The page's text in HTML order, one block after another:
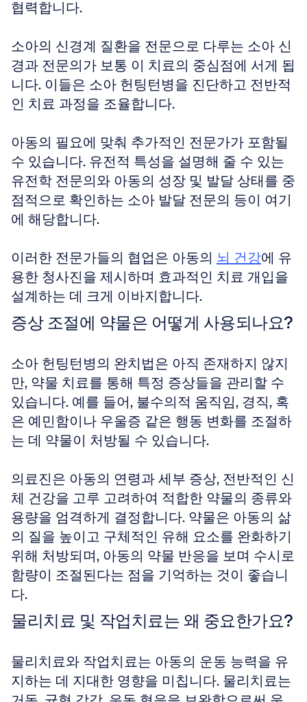
협력합니다.
소아의 신경계 질환을 전문으로 다루는 소아 신
경과 전문의가 보통 이 치료의 중심점에 서게 됩
니다. 이들은 소아 헌팅턴병을 진단하고 전반적
인 치료 과정을 조율합니다.
아동의 필요에 맞춰 추가적인 전문가가 포함될
수 있습니다. 유전적 특성을 설명해 줄 수 있는
유전학 전문의와 아동의 성장 및 발달 상태를 중
점적으로 확인하는 소아 발달 전문의 등이 여기
에 해당합니다.
이러한 전문가들의 협업은 아동의 뇌 건강에 유
용한 청사진을 제시하며 효과적인 치료 개입을
설계하는 데 크게 이바지합니다.
증상 조절에 약물은 어떻게 사용되나요?
소아 헌팅턴병의 완치법은 아직 존재하지 않지
만, 약물 치료를 통해 특정 증상들을 관리할 수
있습니다. 예를 들어, 불수의적 움직임, 경직, 혹
은 예민함이나 우울증 같은 행동 변화를 조절하
는 데 약물이 처방될 수 있습니다.
의료진은 아동의 연령과 세부 증상, 전반적인 신
체 건강을 고루 고려하여 적합한 약물의 종류와
용량을 엄격하게 결정합니다. 약물은 아동의 삶
의 질을 높이고 구체적인 유해 요소를 완화하기
위해 처방되며, 아동의 약물 반응을 보며 수시로
함량이 조절된다는 점을 기억하는 것이 좋습니
다.
물리치료 및 작업치료는 왜 중요한가요?
물리치료와 작업치료는 아동의 운동 능력을 유
지하는 데 지대한 영향을 미칩니다. 물리치료는